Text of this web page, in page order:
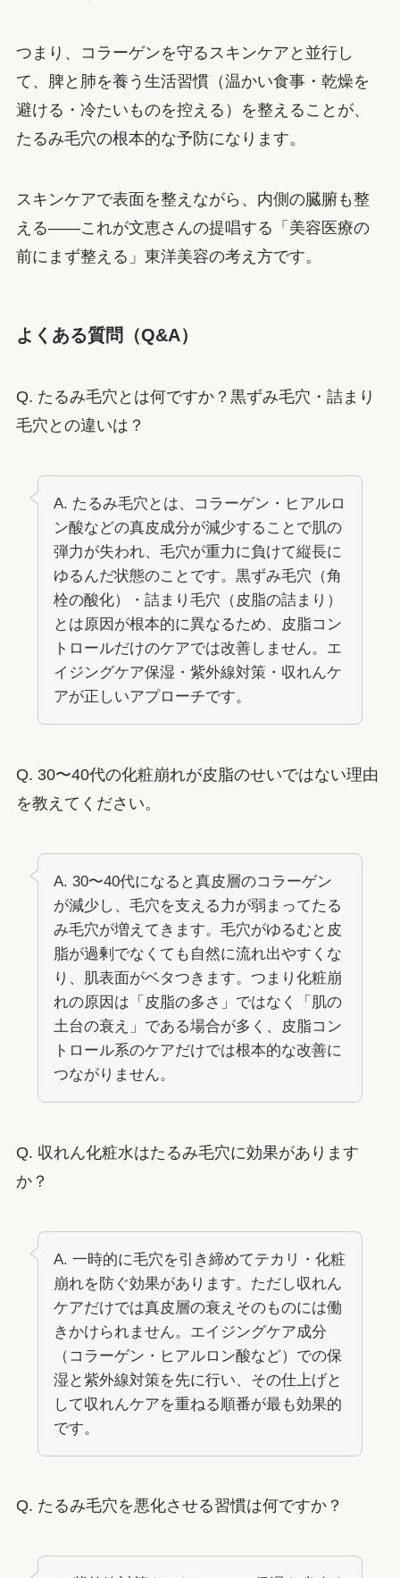
つまり、コラーゲンを守るスキンケアと並行し
て、脾と肺を養う生活習慣（温かい食事・乾燥を
避ける・冷たいものを控える）を整えることが、
たるみ毛穴の根本的な予防になります。
スキンケアで表面を整えながら、内側の臓腑も整
える——これが文恵さんの提唱する「美容医療の
前にまず整える」東洋美容の考え方です。
よくある質問（Q&A）
Q. たるみ毛穴とは何ですか？黒ずみ毛穴・詰まり
毛穴との違いは？
A. たるみ毛穴とは、コラーゲン・ヒアルロ
ン酸などの真皮成分が減少することで肌の
弾力が失われ、毛穴が重力に負けて縦長に
ゆるんだ状態のことです。黒ずみ毛穴（角
栓の酸化）・詰まり毛穴（皮脂の詰まり）
とは原因が根本的に異なるため、皮脂コン
トロールだけのケアでは改善しません。エ
イジングケア保湿・紫外線対策・収れんケ
アが正しいアプローチです。
Q. 30〜40代の化粧崩れが皮脂のせいではない理由
を教えてください。
A. 30〜40代になると真皮層のコラーゲン
が減少し、毛穴を支える力が弱まってたる
み毛穴が増えてきます。毛穴がゆるむと皮
脂が過剰でなくても自然に流れ出やすくな
り、肌表面がベタつきます。つまり化粧崩
れの原因は「皮脂の多さ」ではなく「肌の
土台の衰え」である場合が多く、皮脂コン
トロール系のケアだけでは根本的な改善に
つながりません。
Q. 収れん化粧水はたるみ毛穴に効果があります
か？
A. 一時的に毛穴を引き締めてテカリ・化粧
崩れを防ぐ効果があります。ただし収れん
ケアだけでは真皮層の衰えそのものには働
きかけられません。エイジングケア成分
（コラーゲン・ヒアルロン酸など）での保
湿と紫外線対策を先に行い、その仕上げと
して収れんケアを重ねる順番が最も効果的
です。
Q. たるみ毛穴を悪化させる習慣は何ですか？